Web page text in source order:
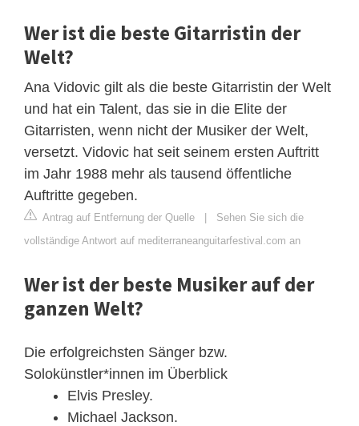
Wer ist die beste Gitarristin der
Welt?
Ana Vidovic gilt als die beste Gitarristin der Welt
und hat ein Talent, das sie in die Elite der
Gitarristen, wenn nicht der Musiker der Welt,
versetzt. Vidovic hat seit seinem ersten Auftritt
im Jahr 1988 mehr als tausend öffentliche
Auftritte gegeben.
Antrag auf Entfernung der Quelle | Sehen Sie sich die
vollständige Antwort auf mediterraneanguitarfestival.com an
Wer ist der beste Musiker auf der
ganzen Welt?
Die erfolgreichsten Sänger bzw.
Solokünstler*innen im Überblick
Elvis Presley.
Michael Jackson.